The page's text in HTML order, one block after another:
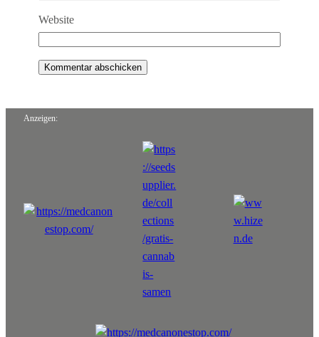
Website
Anzeigen: